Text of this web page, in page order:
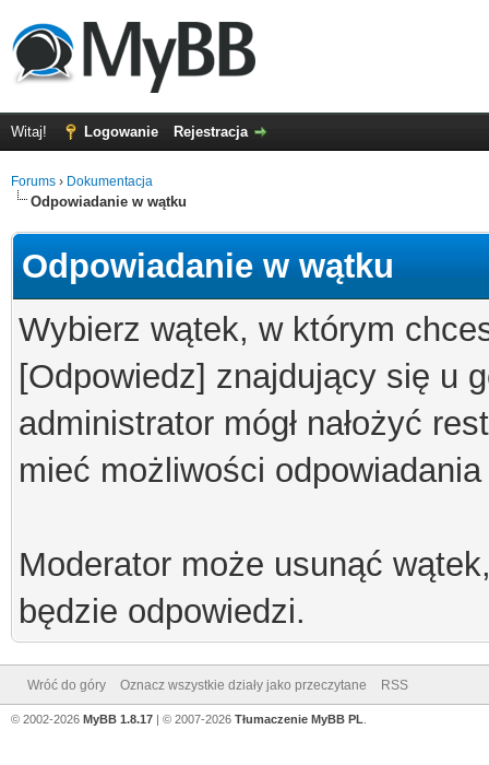
Witaj! Logowanie Rejestracja
Forums › Dokumentacja
Odpowiadanie w wątku
Odpowiadanie w wątku
Wybierz wątek, w którym
[Odpowiedz] znajdujący się u
administrator mógł nałożyć
mieć możliwości
Moderator może usunąć
będzie odpowiedzi.
Wróć do góry Oznacz wszystkie działy jako przeczytane RSS
© 2002-2026 MyBB 1.8.17 | © 2007-2026 Tłumaczenie MyBB PL